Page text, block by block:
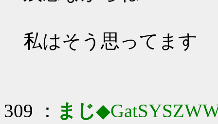
私はそう思ってます
309 ： まじ